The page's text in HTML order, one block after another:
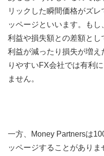
リックした瞬間価格がズ
ッページといいます。もし
利益や損失額との差額と
利益が減ったり損失が増
りやすいFX会社では有利
ません。
一方、 Money Partnersは
ッページすることがあり